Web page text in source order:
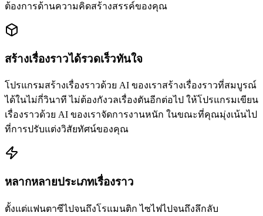
ต้องการด้านความคิดสร้างสรรค์ของคุณ
สร้างเรื่องราวได้รวดเร็วทันใจ
โปรแกรมสร้างเรื่องราวด้วย AI ของเราสร้างเรื่องราวที่สมบูรณ์
ได้ในไม่กี่วินาที ไม่ต้องกังวลเรื่องตันอีกต่อไป ให้โปรแกรมเขียน
เรื่องราวด้วย AI ของเราจัดการงานหนัก ในขณะที่คุณมุ่งเน้นไป
ที่การปรับแต่งวิสัยทัศน์ของคุณ
หลากหลายประเภทเรื่องราว
ตั้งแต่แฟนตาซีไปจนถึงโรแมนติก ไซไฟไปจนถึงลึกลับ